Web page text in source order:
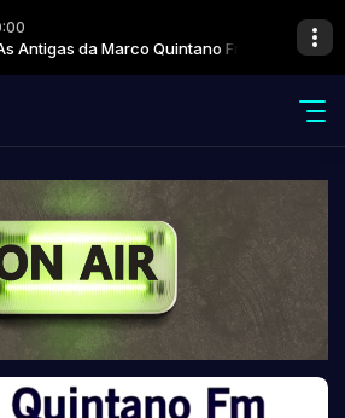
da Marco Quintano Fm! com Marco
Nova - Show De Rock'n Roll
com Marco